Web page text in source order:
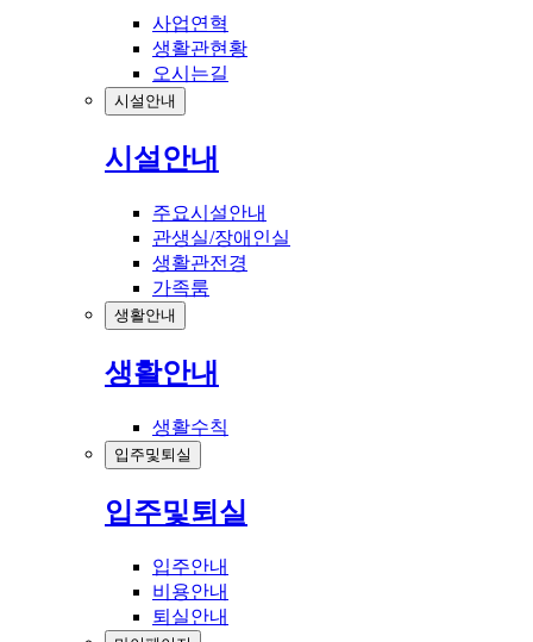
사업연혁
생활관현황
오시는길
시설안내
시설안내
주요시설안내
관생실/장애인실
생활관전경
가족룸
생활안내
생활안내
생활수칙
입주및퇴실
입주및퇴실
입주안내
비용안내
퇴실안내